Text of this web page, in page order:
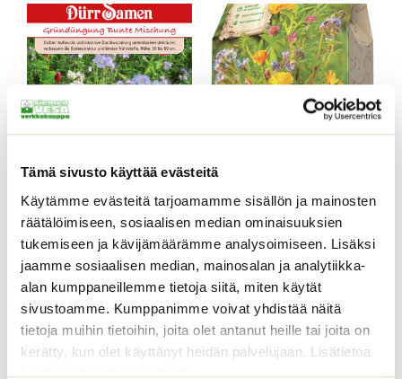
Tämä sivusto käyttää evästeitä
Käytämme evästeitä tarjoamamme sisällön ja mainosten
räätälöimiseen, sosiaalisen median ominaisuuksien
tukemiseen ja kävijämäärämme analysoimiseen. Lisäksi
jaamme sosiaalisen median, mainosalan ja analytiikka-
alan kumppaneillemme tietoja siitä, miten käytät
sivustoamme. Kumppanimme voivat yhdistää näitä
tietoja muihin tietoihin, joita olet antanut heille tai joita on
kerätty, kun olet käyttänyt heidän palvelujaan. Lisätietoa
käyttämistämme evästeistä
4,90 €.3,99 €.
Viherlannoitus sekoitus
50 g
Sekoitus erilaisia
mesikasveja
sekä pölyttäjiä houkuttelevia
kasveja.
4,50 Sisältää arvonlisäveron
Viherlannoitus- ja
pölyttäjäseos
’Nematodenjäger’ Sperli
Sperli’s Bodenkur
Nematodenjäger 30 m2 – 40
m2 alueelle.
100 g. netto.
ALE!